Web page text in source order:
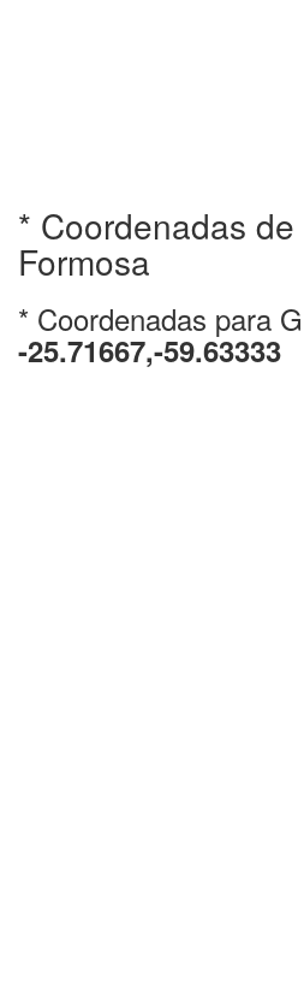
* Coordenadas
Formosa
* Coordenadas para
-25.71667,-59.63333